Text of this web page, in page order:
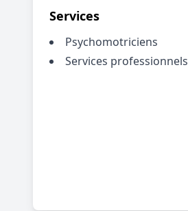
Services
Psychomotriciens
Services professionnels